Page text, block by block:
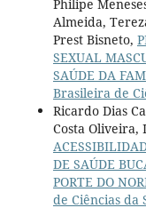
Philipe
Almeida,
Prest Bisneto,
SEXUAL
SAÚDE DA
Brasileira de
Ricardo Dias
Costa Oliveira,
DE SAÚDE
PORTE DO
de Ciências da